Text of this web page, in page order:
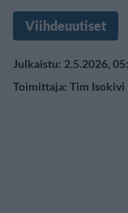
Viihdeuutiset
Julkaistu: 2.5.2026,
Toimittaja: Tim Isokivi